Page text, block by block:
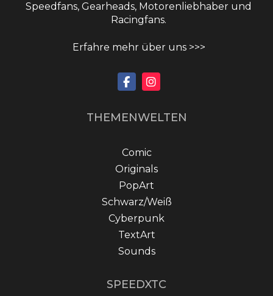
Speedfans, Gearheads, Motorenliebhaber und
Racingfans.
Erfahre mehr über uns >>>
THEMENWELTEN
Comic
Originals
PopArt
Schwarz/Weiß
Cyberpunk
TextArt
Sounds
SPEEDXTC